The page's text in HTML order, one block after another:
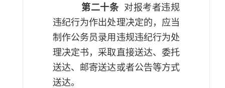
第二十条 对报考者违规
违纪行为作出处理决定的，应当
制作公务员录用违规违纪行为处
理决定书，采取直接送达、委托
送达、邮寄送达或者公告等方式
送达。